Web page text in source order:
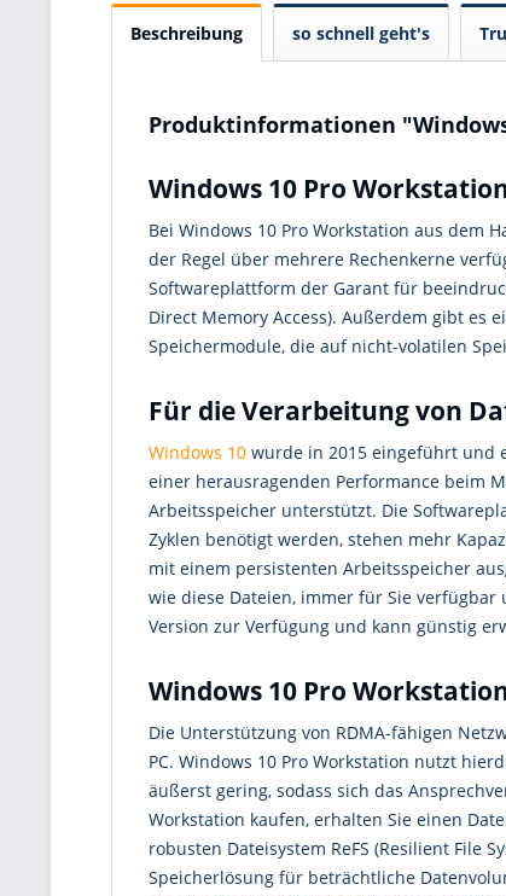
Beschreibung so schnell geht's
Produktinformationen
Windows 10 Pro
Bei Windows 10 Pro Workstation aus dem
der Regel über mehrere Rechenkerne
Softwareplattform der Garant für
Direct Memory Access). Außerdem gibt es
Speichermodule, die auf nicht-volatilen
Für die Verarbeitung von
Windows 10 wurde in 2015 eingeführt und
einer herausragenden Performance beim
Arbeitsspeicher unterstützt. Die
Zyklen benötigt werden, stehen mehr
mit einem persistenten Arbeitsspeicher
wie diese Dateien, immer für Sie
Version zur Verfügung und kann günstig
Windows 10 Pro
Die Unterstützung von RDMA-fähigen
PC. Windows 10 Pro Workstation nutzt
äußerst gering, sodass sich das
Workstation kaufen, erhalten Sie einen
robusten Dateisystem ReFS (Resilient File
Speicherlösung für beträchtliche